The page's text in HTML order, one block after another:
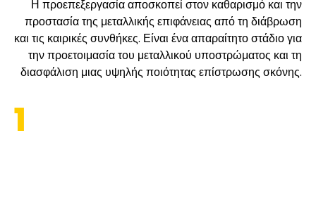
Η προεπεξεργασία αποσκοπεί στον καθαρισμό και την
προστασία της μεταλλικής επιφάνειας από τη διάβρωση
και τις καιρικές συνθήκες. Είναι ένα απαραίτητο στάδιο για
την προετοιμασία του μεταλλικού υποστρώματος και τη
διασφάλιση μιας υψηλής ποιότητας επίστρωσης σκόνης.
1